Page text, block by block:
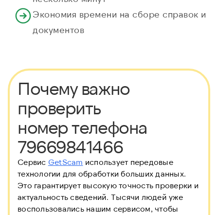
Экономия времени на сборе справок и
документов
Почему важно
проверить
номер телефона
79669841466
Сервис GetScam использует передовые
технологии для обработки больших данных.
Это гарантирует высокую точность проверки и
актуальность сведений. Тысячи людей уже
воспользовались нашим сервисом, чтобы